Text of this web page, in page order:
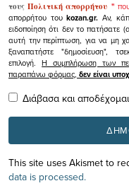
τουςΠολιτική απορρήτου"
απορρήτου τουkozan.gr. Αν,
ειδοποίηση ότι δεν το πατήσατε
αυτή την περίπτωση, για να μη
ξαναπατήστε "δημοσίευση",
επιλογή.Η συμπλήρωση των
παραπάνω φόρμας, δεν είναι
Διάβασα και
This site uses Akismet to
data is processed.